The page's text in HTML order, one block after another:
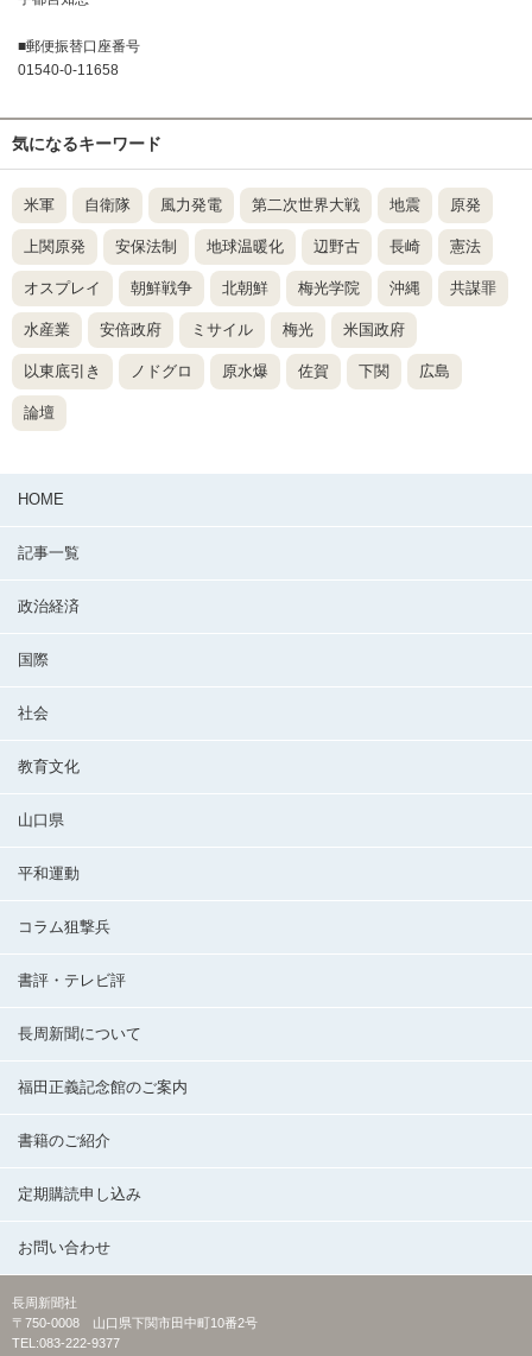
■郵便振替口座番号
01540-0-11658
気になるキーワード
米軍 自衛隊 風力発電 第二次世界大戦 地震 原発
上関原発 安保法制 地球温暖化 辺野古 長崎 憲法
オスプレイ 朝鮮戦争 北朝鮮 梅光学院 沖縄 共謀罪
水産業 安倍政府 ミサイル 梅光 米国政府
以東底引き ノドグロ 原水爆 佐賀 下関 広島
論壇
HOME
記事一覧
政治経済
国際
社会
教育文化
山口県
平和運動
コラム狙撃兵
書評・テレビ評
長周新聞について
福田正義記念館のご案内
書籍のご紹介
定期購読申し込み
お問い合わせ
長周新聞社
〒750-0008 山口県下関市田中町10番2号
TEL:083-222-9377